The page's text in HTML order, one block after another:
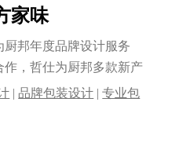
家味
厨邦年度品牌设计服务
，哲仕为厨邦多款新产
|品牌包装设计 |专业包